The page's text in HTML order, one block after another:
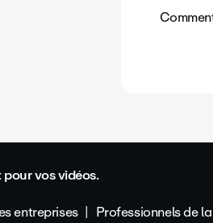
vos vidéos.
entreprises Professionnels de